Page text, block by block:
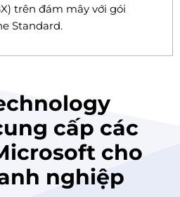
trên đám mây với gói
Standard.
cấp các
cho
nghiệp